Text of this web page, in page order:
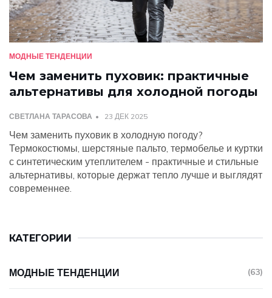
МОДНЫЕ ТЕНДЕНЦИИ
Чем заменить пуховик: практичные
альтернативы для холодной погоды
СВЕТЛАНА ТАРАСОВА 23 ДЕК 2025
Чем заменить пуховик в холодную погоду?
Термокостюмы, шерстяные пальто, термобелье и куртки
с синтетическим утеплителем - практичные и стильные
альтернативы, которые держат тепло лучше и выглядят
современнее.
КАТЕГОРИИ
МОДНЫЕ ТЕНДЕНЦИИ (63)